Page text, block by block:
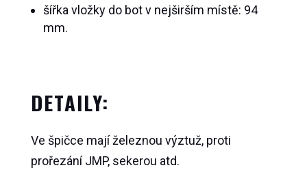
šířka vložky do bot v nejširším místě: 94
mm.
DETAILY:
Ve špičce mají železnou výztuž, proti
prořezání JMP, sekerou atd.